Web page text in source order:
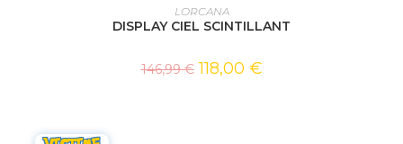
AJOUTER AU PANIER
LORCANA
DISPLAY CIEL SCINTILLANT
146,99€ 118,00 €